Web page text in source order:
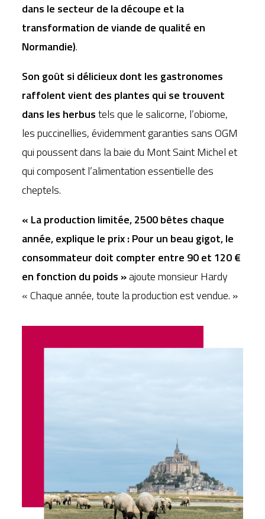
dans le secteur de la découpe et la
transformation de viande de qualité en
Normandie).
Son goût si délicieux dont les gastronomes
raffolent vient des plantes qui se trouvent
dans les herbustels que le salicorne, l’obiome,
les puccinellies, évidemment garanties sans OGM
qui poussent dans la baie du Mont Saint Michel et
qui composent l’alimentation essentielle des
cheptels.
« La production limitée, 2500 bêtes chaque
année, explique le prix : Pour un beau gigot, le
consommateur doit compter entre 90 et 120 €
en fonction du poids »ajoute monsieur Hardy
« Chaque année, toute la production est vendue. »